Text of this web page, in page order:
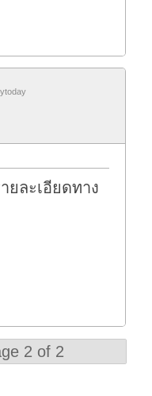
ยละเอียดทาง
2 of 2